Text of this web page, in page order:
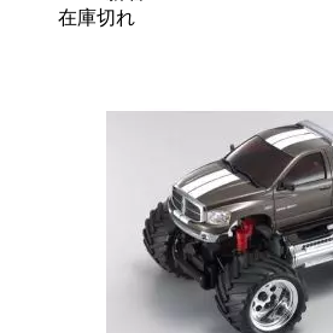
在庫切れ